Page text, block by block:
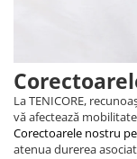
La TENICORE,
vă afectează
Corectoarele nostru
atenua durerea